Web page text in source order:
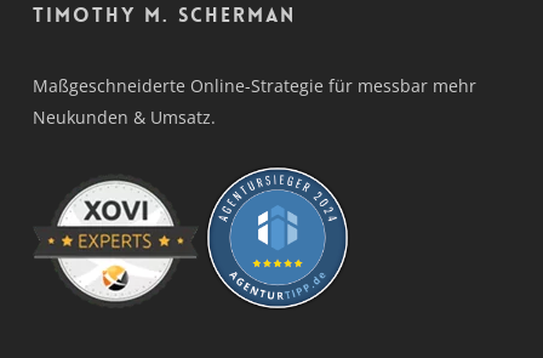
Timothy M. Scherman
Maßgeschneiderte Online-Strategie für messbar mehr
Neukunden & Umsatz.